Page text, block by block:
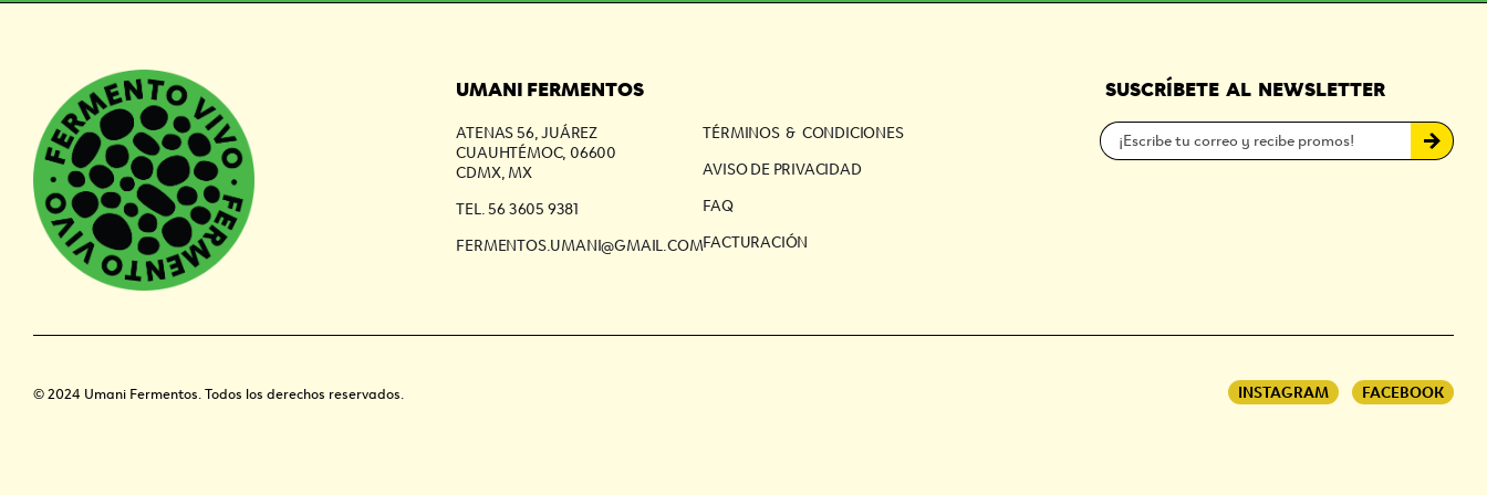
UMANI FERMENTOS
ATENAS 56, JUÁREZ
CUAUHTÉMOC, 06600
CDMX, MX
TEL. 56 3605 9381
FERMENTOS.UMANI@GMAIL.COM
TÉRMINOS & CONDICIONES
AVISO DE PRIVACIDAD
FAQ
FACTURACIÓN
SUSCRÍBETE AL NEWSLETTER
© 2024 Umani Fermentos. Todos los derechos reservados. INSTAGRAM FACEBOOK